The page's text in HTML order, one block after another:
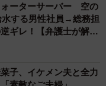
ォーターサーバー 空の
する男性社員→総務担
ギレ！【弁護士が解
子、イケメン夫と全力